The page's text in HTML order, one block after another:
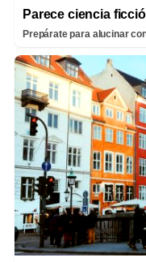
Parece ciencia
Prepárate para alucinar